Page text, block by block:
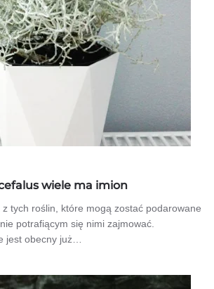
wiele ma imion
tych roślin, które mogą zostać podarowane
potrafiącym się nimi zajmować.
jest obecny już…